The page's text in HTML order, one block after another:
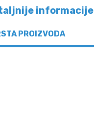
informacije
PROIZVODA